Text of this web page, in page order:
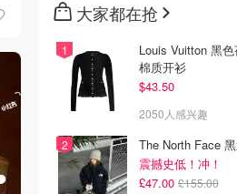
大家都在抢
Louis Vuitton 黑
棉质开衫
$43.50
2050人感兴趣
The North Face
震撼史低！冲！
£47.00 £155.00